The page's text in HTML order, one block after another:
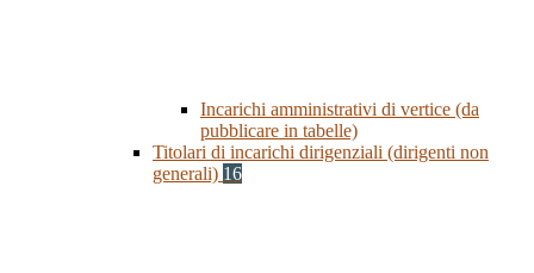
Incarichi amministrativi di vertice (da
pubblicare in tabelle)
Titolari di incarichi dirigenziali (dirigenti non
generali) 16